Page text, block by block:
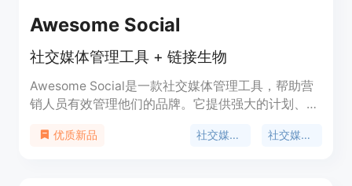
Awesome Social
社交媒体管理工具 + 链接生物
Awesome Social是一款社交媒体管理工具，帮助营
销人员有效管理他们的品牌。它提供强大的计划、发
灵活合理，适用于不同规模的企业和营销团队。
优质新品 社交媒体管理 社交媒体计划